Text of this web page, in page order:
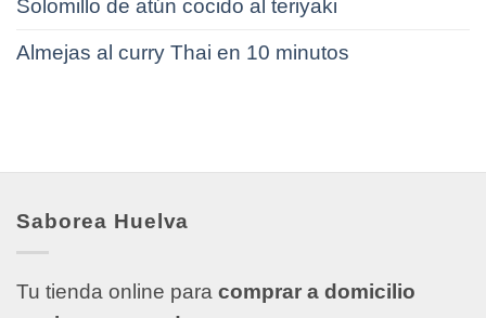
Solomillo de atún cocido al teriyaki
Almejas al curry Thai en 10 minutos
Saborea Huelva
Tu tienda online para comprar a domicilio